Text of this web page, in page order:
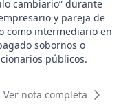
cambiario” durante
y pareja de
como intermediario en
sobornos o
públicos.
de brindar una
los hechos. En su
Ver nota completa